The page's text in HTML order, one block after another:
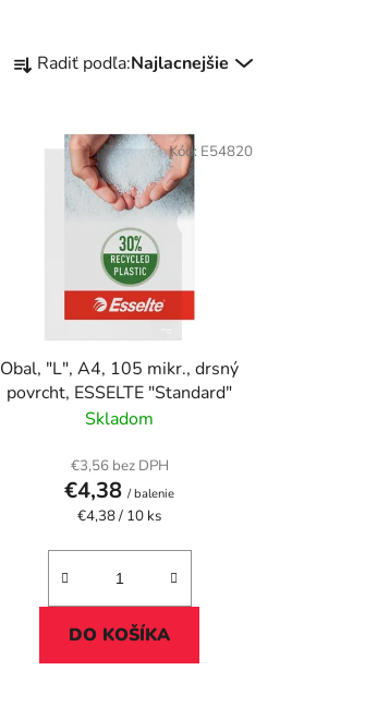
a
u
k
Radiť podľa:Najlacnejšie
Obal, "L", A4, 105 mikr., drsný
povrcht, ESSELTE "Standard"
Skladom
€3,56 bez DPH
€4,38/ balenie
Jednotková
€4,38 / 10 ks
DO KOŠÍKA
Kód: E54820